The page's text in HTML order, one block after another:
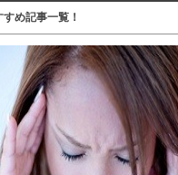
すめ記事一覧！